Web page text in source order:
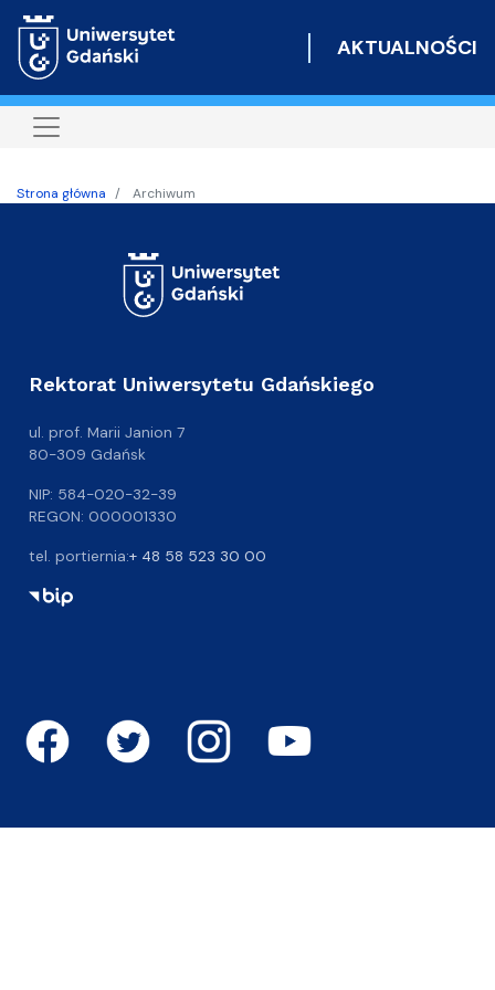
AKTUALNOŚCI
Strona główna Archiwum
Rektorat Uniwersytetu Gdańskiego
ul. prof. Marii Janion 7
80-309 Gdańsk
NIP: 584-020-32-39
REGON: 000001330
tel. portiernia:+ 48 58 523 30 00